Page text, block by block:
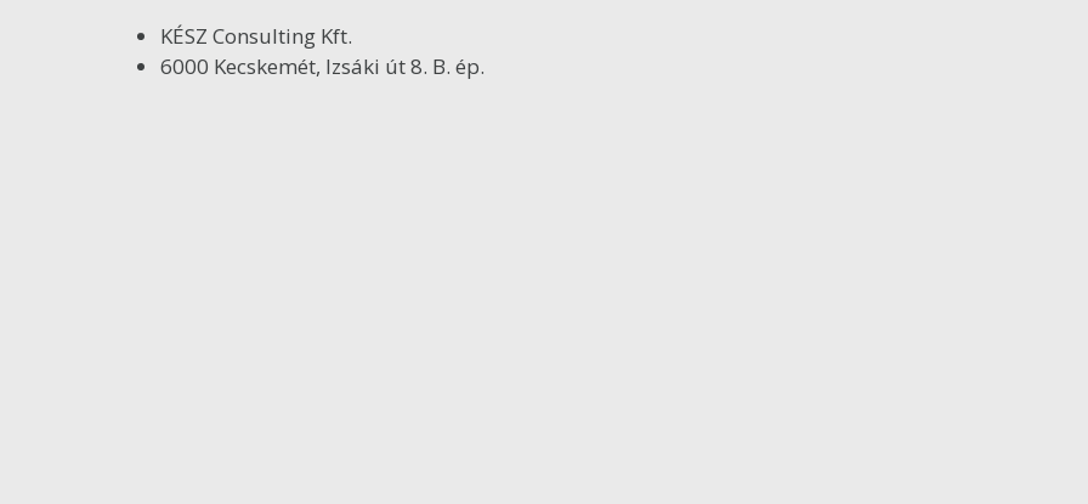
KÉSZ Consulting Kft.
6000 Kecskemét, Izsáki út 8. B. ép.